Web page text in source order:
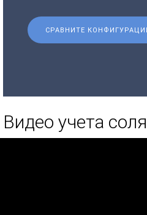
СРАВНИТЕ
Видео учета